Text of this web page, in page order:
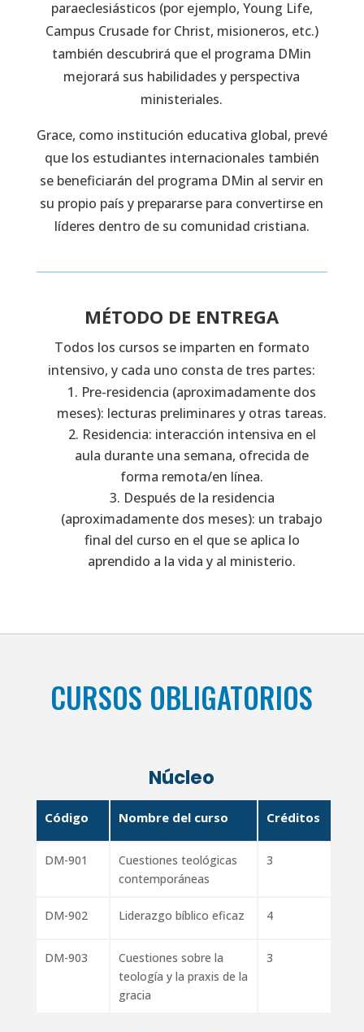
paraeclesiásticos (por ejemplo, Young Life,
Campus Crusade for Christ, misioneros, etc.)
también descubrirá que el programa DMin
mejorará sus habilidades y perspectiva
ministeriales.
Grace, como institución educativa global, prevé
que los estudiantes internacionales también
se beneficiarán del programa DMin al servir en
su propio país y prepararse para convertirse en
líderes dentro de su comunidad cristiana.
MÉTODO DE ENTREGA
Todos los cursos se imparten en formato
intensivo, y cada uno consta de tres partes:
Pre-residencia (aproximadamente dos
meses): lecturas preliminares y otras tareas.
Residencia: interacción intensiva en el
aula durante una semana, ofrecida de
forma remota/en línea.
Después de la residencia
(aproximadamente dos meses): un trabajo
final del curso en el que se aplica lo
aprendido a la vida y al ministerio.
CURSOS OBLIGATORIOS
Núcleo
Código Nombre del curso Créditos
DM-901
Cuestiones teológicas
contemporáneas
3
DM-902 Liderazgo bíblico eficaz 4
DM-903
Cuestiones sobre la
teología y la praxis de la
gracia
3